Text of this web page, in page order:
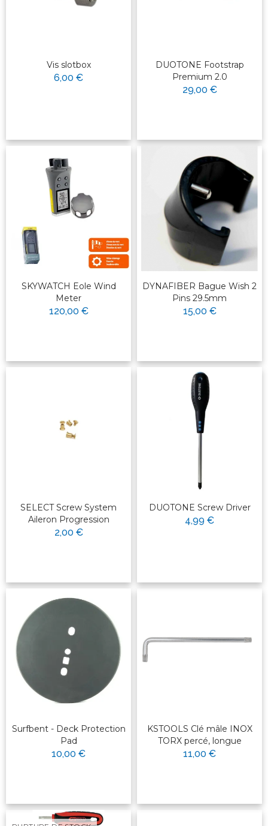
Vis slotbox
6,00 €
DUOTONE Footstrap
Premium 2.0
29,00 €
SKYWATCH Eole Wind
Meter
120,00 €
DYNAFIBER Bague Wish 2
Pins 29.5mm
15,00 €
SELECT Screw System
Aileron Progression
2,00 €
DUOTONE Screw Driver
4,99 €
Surfbent - Deck Protection
Pad
10,00 €
KSTOOLS Clé mâle INOX
TORX percé, longue
11,00 €